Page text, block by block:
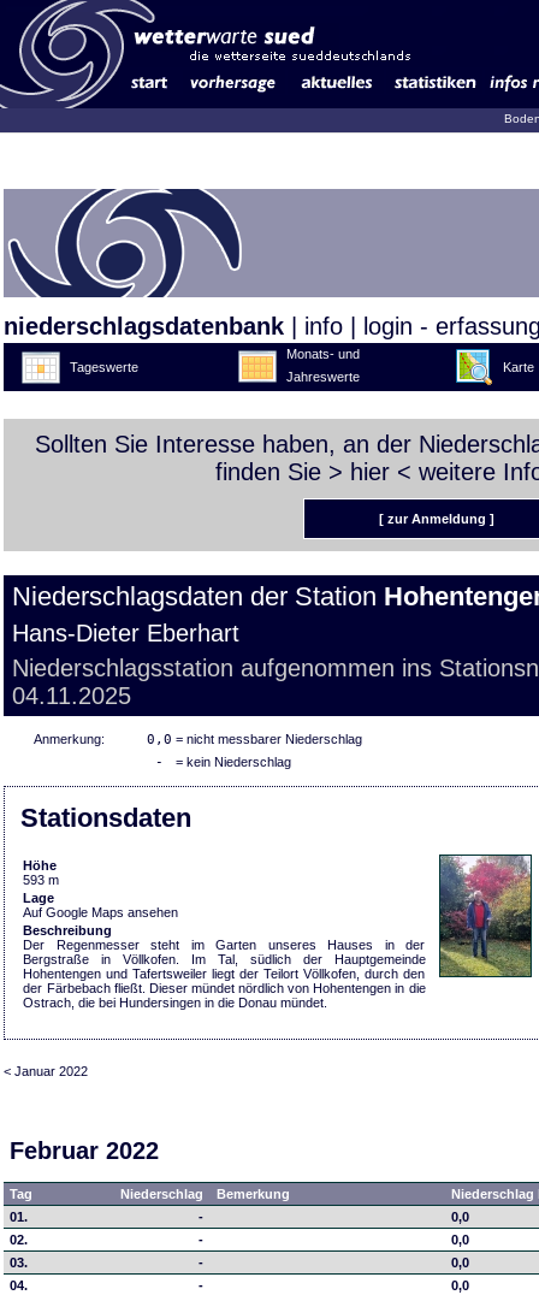
niederschlagsdatenbank info login -
Tageswerte
Monats- und
Jahreswerte
Karte
Sollten Sie Interesse haben, an der
finden Sie > hier < weitere
[ zur Anmeldung ]
Niederschlagsdaten der Station
Hans-Dieter Eberhart
Niederschlagsstation aufgenommen ins
04.11.2025
Anmerkung: 0,0 = nicht messbarer Niederschlag
- = kein Niederschlag
Stationsdaten
Höhe
593 m
Lage
Auf Google Maps ansehen
Beschreibung
Der Regenmesser steht im Garten unseres Hauses in der
Bergstraße in Völlkofen. Im Tal, südlich der Hauptgemeinde
Hohentengen und Tafertsweiler liegt der Teilort Völlkofen, durch den
der Färbebach fließt. Dieser mündet nördlich von Hohentengen in die
Ostrach, die bei Hundersingen in die Donau mündet.
< Januar 2022
Februar 2022
Tag Niederschlag Bemerkung
01.
-
0,0
02.
-
0,0
03.
-
0,0
04.
-
0,0